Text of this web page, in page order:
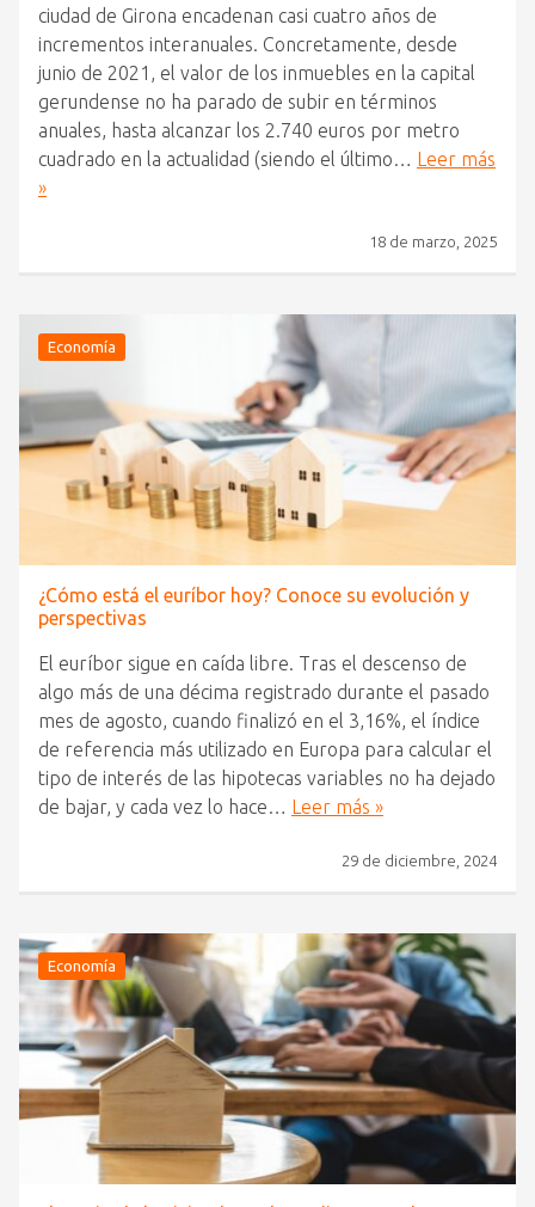
ciudad de Girona encadenan casi cuatro años de
incrementos interanuales. Concretamente, desde
junio de 2021, el valor de los inmuebles en la capital
gerundense no ha parado de subir en términos
anuales, hasta alcanzar los 2.740 euros por metro
cuadrado en la actualidad (siendo el último… Leer más
»
18 de marzo, 2025
Economía
¿Cómo está el euríbor hoy? Conoce su evolución y
perspectivas
El euríbor sigue en caída libre. Tras el descenso de
algo más de una décima registrado durante el pasado
mes de agosto, cuando finalizó en el 3,16%, el índice
de referencia más utilizado en Europa para calcular el
tipo de interés de las hipotecas variables no ha dejado
de bajar, y cada vez lo hace… Leer más »
29 de diciembre, 2024
Economía